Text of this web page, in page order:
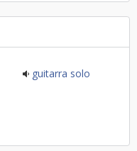
guitarra solo